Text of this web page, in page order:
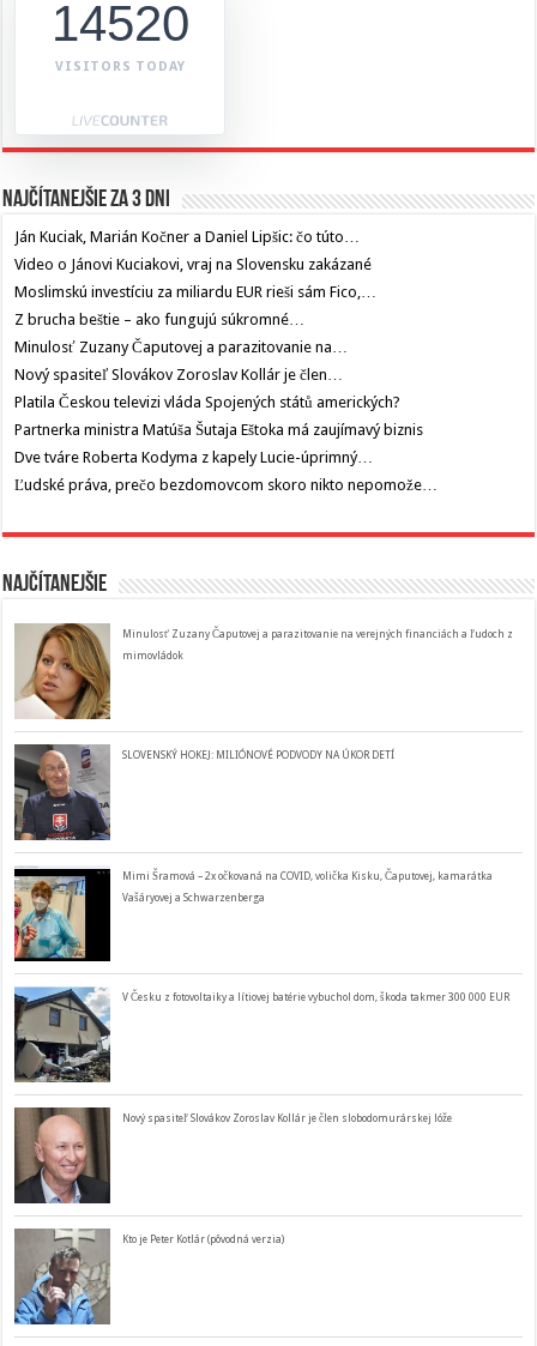
14520
VISITORS TODAY
Najčítanejšie za 3 dni
Ján Kuciak, Marián Kočner a Daniel Lipšic: čo túto…
Video o Jánovi Kuciakovi, vraj na Slovensku zakázané
Moslimskú investíciu za miliardu EUR rieši sám Fico,…
Z brucha beštie – ako fungujú súkromné…
Minulosť Zuzany Čaputovej a parazitovanie na…
Nový spasiteľ Slovákov Zoroslav Kollár je člen…
Platila Českou televizi vláda Spojených států amerických?
Partnerka ministra Matúša Šutaja Eštoka má zaujímavý biznis
Dve tváre Roberta Kodyma z kapely Lucie-úprimný…
Ľudské práva, prečo bezdomovcom skoro nikto nepomože…
Najčítanejšie
Minulosť Zuzany Čaputovej a parazitovanie na verejných financiách a ľudoch z
mimovládok
SLOVENSKÝ HOKEJ: MILIÓNOVÉ PODVODY NA ÚKOR DETÍ
Mimi Šramová – 2x očkovaná na COVID, volička Kisku, Čaputovej, kamarátka
Vašáryovej a Schwarzenberga
V Česku z fotovoltaiky a lítiovej batérie vybuchol dom, škoda takmer 300 000 EUR
Nový spasiteľ Slovákov Zoroslav Kollár je člen slobodomurárskej lóže
Kto je Peter Kotlár (pôvodná verzia)